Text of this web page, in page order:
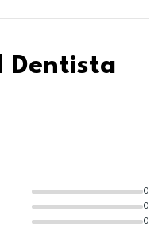
Dentista
0
0
0